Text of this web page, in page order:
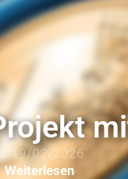
19/02/2026
Weiterlesen